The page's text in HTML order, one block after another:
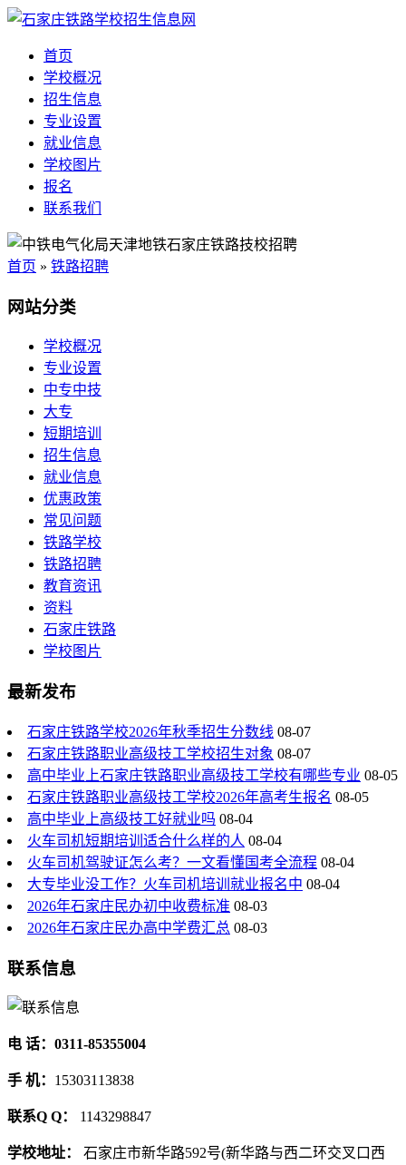
首页
学校概况
招生信息
专业设置
就业信息
学校图片
报名
联系我们
首页 » 铁路招聘
网站分类
学校概况
专业设置
中专中技
大专
短期培训
招生信息
就业信息
优惠政策
常见问题
铁路学校
铁路招聘
教育资讯
资料
石家庄铁路
学校图片
最新发布
石家庄铁路学校2026年秋季招生分数线 08-07
石家庄铁路职业高级技工学校招生对象 08-07
高中毕业上石家庄铁路职业高级技工学校有哪些专业 08-05
石家庄铁路职业高级技工学校2026年高考生报名 08-05
高中毕业上高级技工好就业吗 08-04
火车司机短期培训适合什么样的人 08-04
火车司机驾驶证怎么考？一文看懂国考全流程 08-04
大专毕业没工作？火车司机培训就业报名中 08-04
2026年石家庄民办初中收费标准 08-03
2026年石家庄民办高中学费汇总 08-03
联系信息
电 话：0311-85355004
手 机： 15303113838
联系Q Q： 1143298847
学校地址： 石家庄市新华路592号(新华路与西二环交叉口西